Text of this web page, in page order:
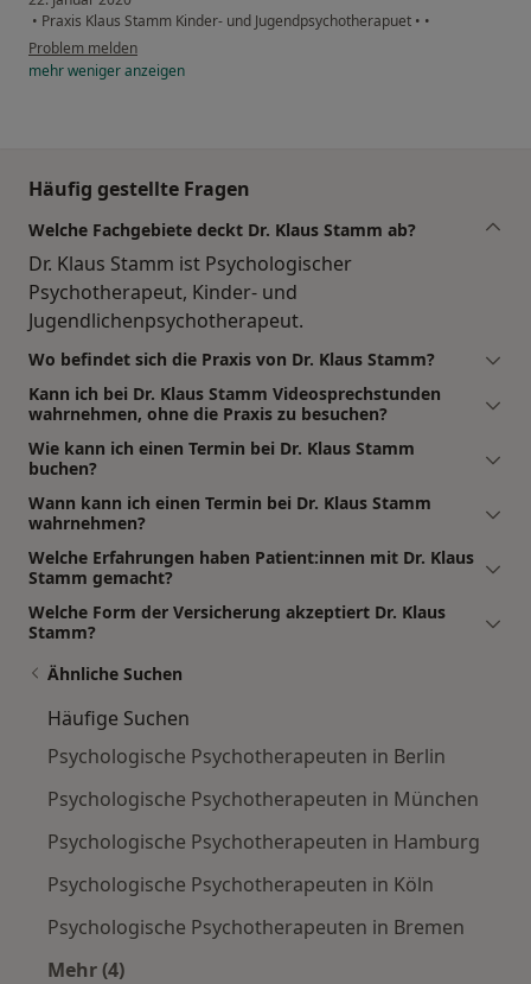
• Praxis Klaus Stamm Kinder- und Jugendpsychotherapuet • •
Problem melden
mehrwenigeranzeigen
Häufig gestellte Fragen
Welche Fachgebiete deckt Dr. Klaus Stamm ab?
Dr. Klaus Stamm ist Psychologischer
Psychotherapeut, Kinder- und
Jugendlichenpsychotherapeut.
Wo befindet sich die Praxis von Dr. Klaus Stamm?
Kann ich bei Dr. Klaus Stamm Videosprechstunden
wahrnehmen, ohne die Praxis zu besuchen?
Wie kann ich einen Termin bei Dr. Klaus Stamm
buchen?
Wann kann ich einen Termin bei Dr. Klaus Stamm
wahrnehmen?
Welche Erfahrungen haben Patient:innen mit Dr. Klaus
Stamm gemacht?
Welche Form der Versicherung akzeptiert Dr. Klaus
Stamm?
Ähnliche Suchen
Häufige Suchen
Psychologische Psychotherapeuten in Berlin
Psychologische Psychotherapeuten in München
Psychologische Psychotherapeuten in Hamburg
Psychologische Psychotherapeuten in Köln
Psychologische Psychotherapeuten in Bremen
Mehr (4)